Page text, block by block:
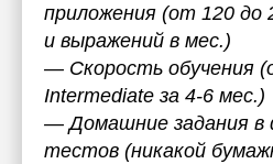
приложения (от 120 до
и выражений в мес.)
— Скорость обучения
Intermediate за 4-6 мес.)
— Домашние задания в
тестов (никакой